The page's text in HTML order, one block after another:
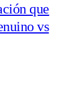
que
vs